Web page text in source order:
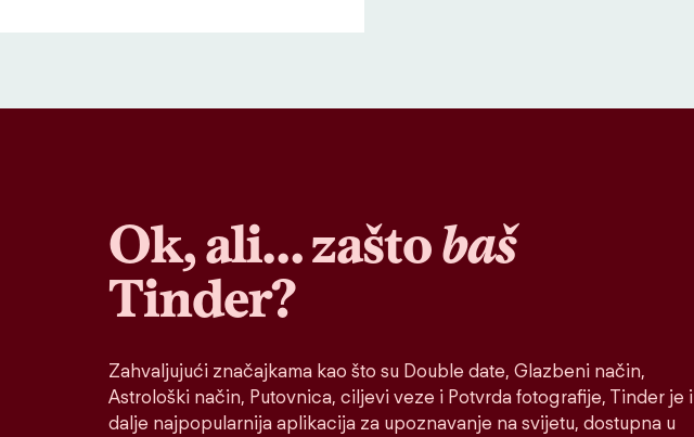
Ok, ali… zaštobaš
Tinder?
Zahvaljujući značajkama kao što su Double date, Glazbeni način,
Astrološki način, Putovnica, ciljevi veze i Potvrda fotografije, Tinder je i
dalje najpopularnija aplikacija za upoznavanje na svijetu, dostupna u